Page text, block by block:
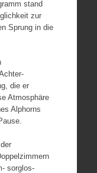
stand
zur
Sprung in die
die er
Atmosphäre
Alphorns
sorglos-